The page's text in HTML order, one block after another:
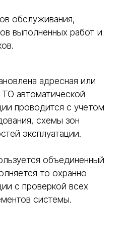
обслуживания,
выполненных работ и
адресная или
автоматической
проводится с учетом
схемы зон
эксплуатации.
объединенный
то охранно
с проверкой всех
системы.